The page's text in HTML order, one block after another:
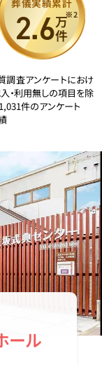
葬儀実績累計
2.6万件
※2
調査アンケートにおけ
入・利用無しの項目を除
件のアンケート
ール